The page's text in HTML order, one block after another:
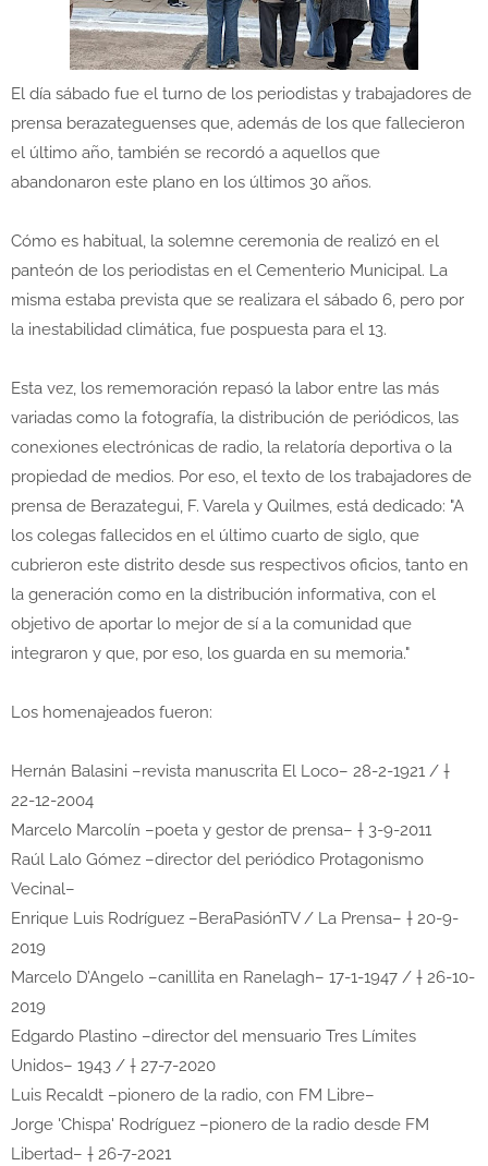
El día sábado fue el turno de los periodistas y trabajadores de
prensa berazateguenses que, además de los que fallecieron
el último año, también se recordó a aquellos que
abandonaron este plano en los últimos 30 años.
Cómo es habitual, la solemne ceremonia de realizó en el
panteón de los periodistas en el Cementerio Municipal. La
misma estaba prevista que se realizara el sábado 6, pero por
la inestabilidad climática, fue pospuesta para el 13.
Esta vez, los rememoración repasó la labor entre las más
variadas como la fotografía, la distribución de periódicos, las
conexiones electrónicas de radio, la relatoría deportiva o la
propiedad de medios. Por eso, el texto de los trabajadores de
prensa de Berazategui, F. Varela y Quilmes, está dedicado: "A
los colegas fallecidos en el último cuarto de siglo, que
cubrieron este distrito desde sus respectivos oficios, tanto en
la generación como en la distribución informativa, con el
objetivo de aportar lo mejor de sí a la comunidad que
integraron y que, por eso, los guarda en su memoria."
Los homenajeados fueron:
Hernán Balasini –revista manuscrita El Loco– 28-2-1921 / †
22-12-2004
Marcelo Marcolín –poeta y gestor de prensa– † 3-9-2011
Raúl Lalo Gómez –director del periódico Protagonismo
Vecinal–
Enrique Luis Rodríguez –BeraPasiónTV / La Prensa– † 20-9-
2019
Marcelo D’Angelo –canillita en Ranelagh– 17-1-1947 / † 26-10-
2019
Edgardo Plastino –director del mensuario Tres Límites
Unidos– 1943 / † 27-7-2020
Luis Recaldt –pionero de la radio, con FM Libre–
Jorge 'Chispa' Rodríguez –pionero de la radio desde FM
Libertad– † 26-7-2021